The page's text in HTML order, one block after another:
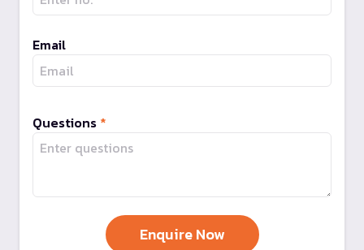
Email
Questions *